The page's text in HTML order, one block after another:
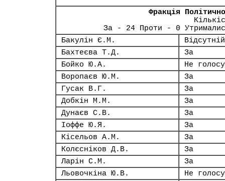
Фракція
За - 24 Проти - 0
Бакулін Є.М.
Відсутній
Бахтеєва Т.Д.
За
Бойко Ю.А.
Не
Воропаєв Ю.М.
За
Гусак В.Г.
За
Добкін М.М.
За
Дунаєв С.В.
За
Іоффе Ю.Я.
За
Кісельов А.М.
За
Колєсніков Д.В.
За
Ларін С.М.
За
Льовочкіна Ю.В.
Не